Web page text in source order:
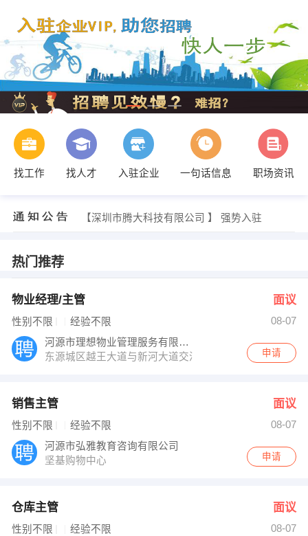
找工作 找人才 入驻企业 一句话信息 职场资讯
【深圳市腾大科技有限公司 】 强势入驻
人事部 发布 [销售主管 ] 招聘信息
人事部 发布 [前台客服 ] 招聘信息
黄盛彤 发布 [业务代表 ] 招聘信息
【深圳市腾大科技有限公司 】 强势入驻
热门推荐
物业经理/主管 面议
性别不限 经验不限
08-07
河源市理想物业管理服务有限公司
东源城区越王大道与新河大道交汇处理想家园
申请
销售主管 面议
性别不限 经验不限
08-07
河源市弘雅教育咨询有限公司
坚基购物中心
申请
仓库主管 面议
性别不限 经验不限
08-07